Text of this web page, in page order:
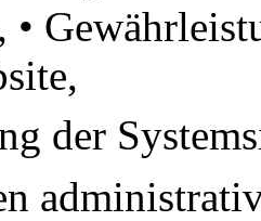
•
der